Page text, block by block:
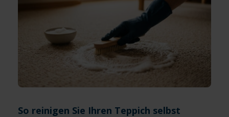
So reinigen Sie Ihren Teppich selbst